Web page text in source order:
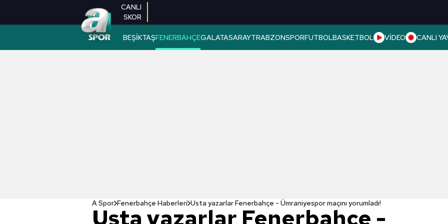
CANLI
SKOR
BEŞİKTAŞFENERBAHÇEGALATASARAYTRABZONSPORFUTBOLBASKETBOL VİDEO CANLI
A Spor Fenerbahçe Haberleri Usta yazarlar Fenerbahçe - Ümraniyespor maçını yorumladı!
Usta yazarlar Fenerbahçe -